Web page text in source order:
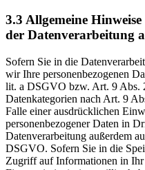
3.3 Allgemeine
der Datenverarbeitung
Sofern Sie in die
wir Ihre personenbezogenen
lit. a DSGVO bzw. Art. 9 Abs.
Datenkategorien nach Art. 9
Falle einer ausdrücklichen
personenbezogener Daten in
Datenverarbeitung außerdem
DSGVO. Sofern Sie in die
Zugriff auf Informationen in